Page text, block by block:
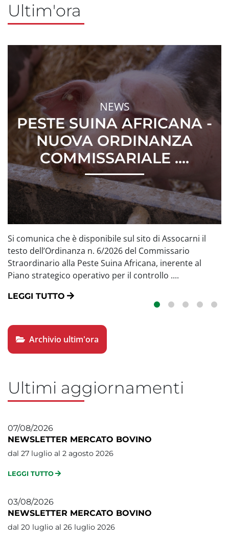
Ultim'ora
NEWS
PESTE SUINA AFRICANA -
NUOVA ORDINANZA
COMMISSARIALE ....
Si comunica che è disponibile sul sito di Assocarni il
testo dell’Ordinanza n. 6/2026 del Commissario
Straordinario alla Peste Suina Africana, inerente al
Piano strategico operativo per il controllo ....
LEGGI TUTTO
Archivio ultim'ora
Ultimi aggiornamenti
07/08/2026
NEWSLETTER MERCATO BOVINO
dal 27 luglio al 2 agosto 2026
LEGGI TUTTO
03/08/2026
NEWSLETTER MERCATO BOVINO
dal 20 luglio al 26 luglio 2026